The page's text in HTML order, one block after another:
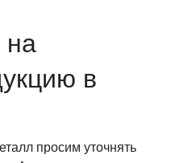
на
в
просим уточнять